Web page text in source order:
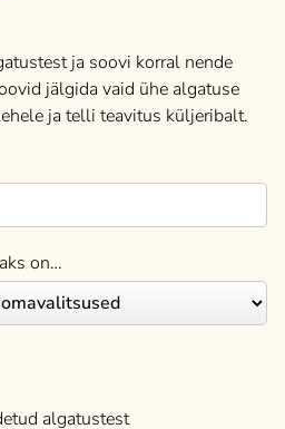
ja soovi korral nende
jälgida vaid ühe algatuse
ja telli teavitus küljeribalt.
on…
algatustest